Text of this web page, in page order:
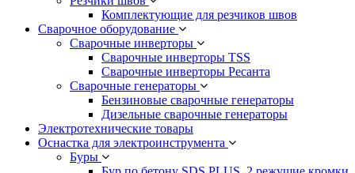
Комплектующие для резчиков швов
Сварочное оборудование
Сварочные инверторы
Сварочные инверторы TSS
Сварочные инверторы Ресанта
Сварочные генераторы
Бензиновые сварочные генераторы
Дизельные сварочные генераторы
Электротехнические товары
Оснастка для электроинструмента
Буры